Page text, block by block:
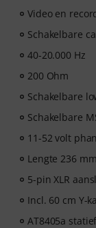
Video en
Schakelbare
40-20.000 Hz
200 Ohm
Schakelbare
Schakelbare
11-52 volt
Lengte 236 mm
5-pin XLR
Incl. 60 cm Y-
AT8405a